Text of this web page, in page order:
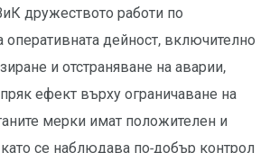
дружеството работи по
оперативната дейност, включително
и отстраняване на аварии,
ефект върху ограничаване на
мерки имат положителен и
се наблюдава по-добър контрол